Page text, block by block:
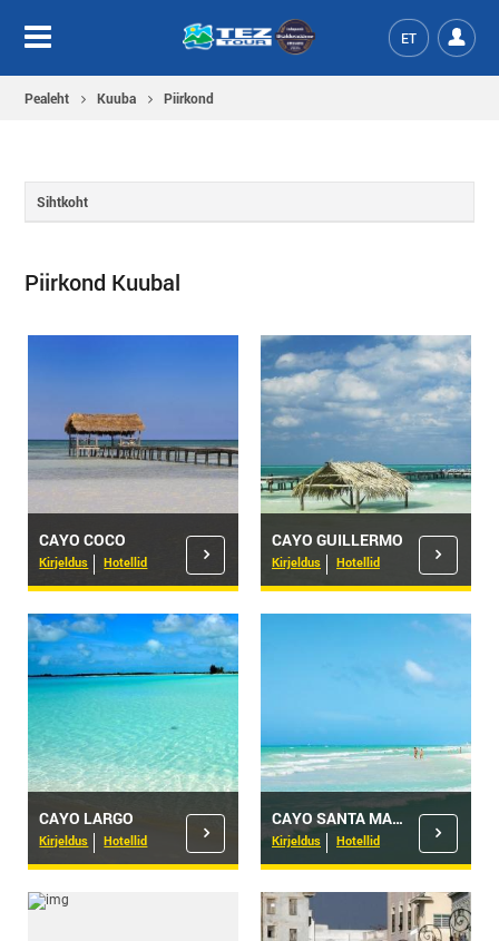
ET
Pealeht Kuuba Piirkond
Sihtkoht
Piirkond Kuubal
CAYO COCO
Kirjeldus Hotellid
CAYO GUILLERMO
Kirjeldus Hotellid
CAYO LARGO
Kirjeldus Hotellid
CAYO SANTA MARIA
Kirjeldus Hotellid